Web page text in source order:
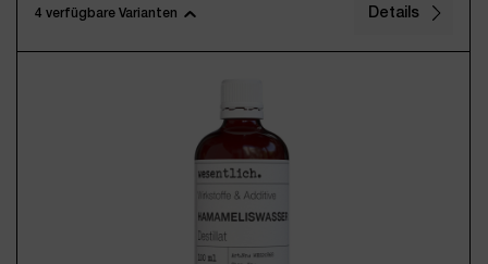
4 verfügbare Varianten Details